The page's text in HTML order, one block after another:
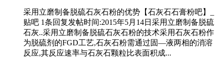
采用立磨制备脱硫石灰石粉的优势【石灰石石膏粉吧】_
贴吧 1条回复发帖时间:2015年5月14日采用立磨制备脱硫
石灰..采用立磨制备脱硫石灰石粉的技术采用石灰石粉作
为脱硫剂的FGD工艺,石灰石粉需通过固—液两相的消溶
反应,其反应速率与石灰石颗粒比表面积成...